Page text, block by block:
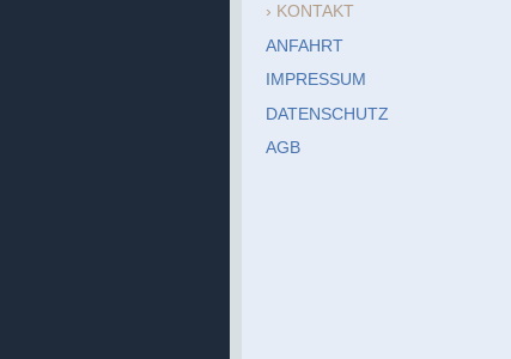
KONTAKT
ANFAHRT
IMPRESSUM
DATENSCHUTZ
AGB